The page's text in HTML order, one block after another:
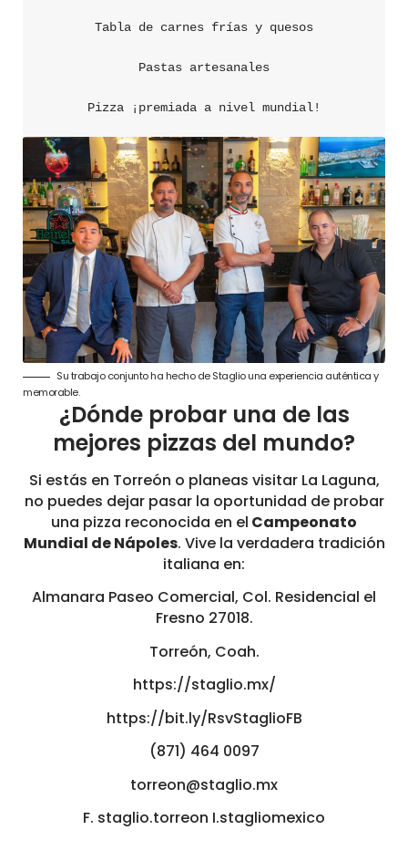
Tabla de carnes frías y quesos
Pastas artesanales
Pizza ¡premiada a nivel mundial!
Su trabajo conjunto ha hecho de Staglio una experiencia auténtica y
memorable.
¿Dónde probar una de las
mejores pizzas del mundo?
Si estás en Torreón o planeas visitar La Laguna,
no puedes dejar pasar la oportunidad de probar
una pizza reconocida en el Campeonato
Mundial de Nápoles. Vive la verdadera tradición
italiana en:
Almanara Paseo Comercial, Col. Residencial el
Fresno 27018.
Torreón, Coah.
https://staglio.mx/
https://bit.ly/RsvStaglioFB
(871) 464 0097
torreon@staglio.mx
F. staglio.torreon I.stagliomexico